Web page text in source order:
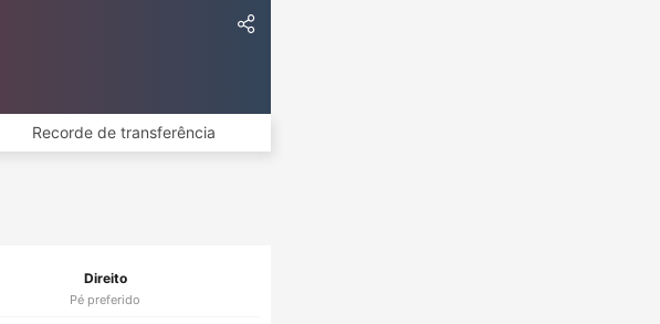
Recorde de transferência
Direito
Pé preferido